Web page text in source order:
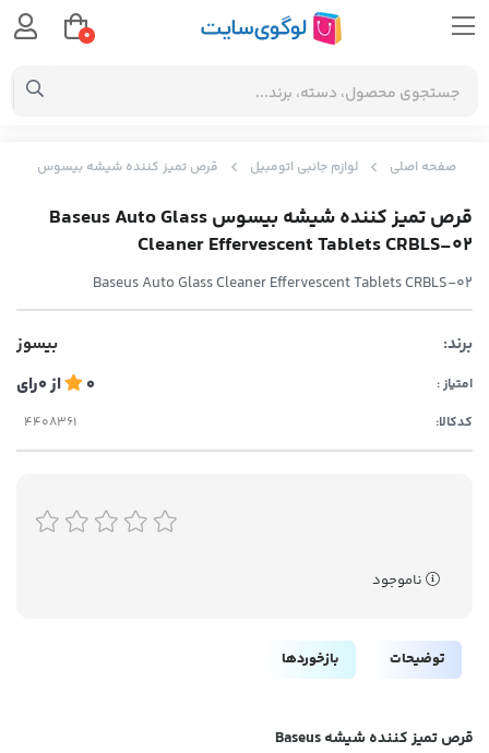
صفحه اصلی لوازم جانبی اتومبیل قرص تمیز کننده شیشه بیسوس Baseus Auto Glass Cleaner Effervescent Tablets CRBLS-02
قرص تمیز کننده شیشه بیسوس Baseus Auto Glass
Cleaner Effervescent Tablets CRBLS-02
Baseus Auto Glass Cleaner Effervescent Tablets CRBLS-02
برند: بیسوز
امتیاز : 0 از0رای
کدکالا:
ناموجود
توضیحات بازخوردها
قرص تمیز کننده شیشه Baseus
0